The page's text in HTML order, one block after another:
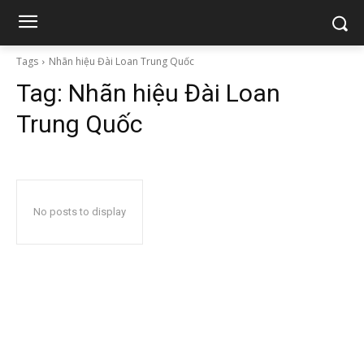
Tags Nhãn hiệu Đài Loan Trung Quốc
Tag: Nhãn hiệu Đài Loan
Trung Quốc
No posts to display